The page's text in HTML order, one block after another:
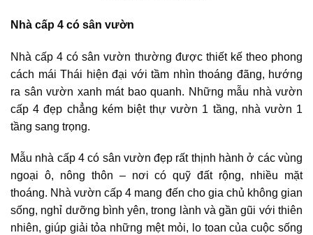
Nhà cấp 4 có sân vườn
Nhà cấp 4 có sân vườn thường được thiết kế theo phong
cách mái Thái hiện đại với tầm nhìn thoáng đãng, hướng
ra sân vườn xanh mát bao quanh. Những mẫu nhà vườn
cấp 4 đẹp chẳng kém biệt thự vườn 1 tầng, nhà vườn 1
tầng sang trọng.
Mẫu nhà cấp 4 có sân vườn đẹp rất thịnh hành ở các vùng
ngoại ô, nông thôn – nơi có quỹ đất rộng, nhiều mặt
thoáng. Nhà vườn cấp 4 mang đến cho gia chủ không gian
sống, nghỉ dưỡng bình yên, trong lành và gần gũi với thiên
nhiên, giúp giải tỏa những mệt mỏi, lo toan của cuộc sống